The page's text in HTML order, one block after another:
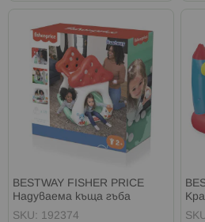
BESTWAY FISHER PRICE
Надуваема къща гъба
107x91x110 см.
SKU: 192374